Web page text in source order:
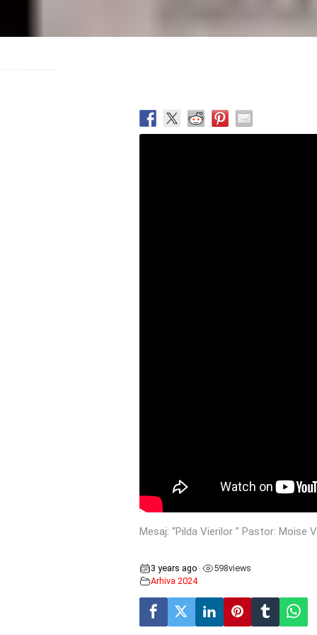
Mesaj: “Pilda Vierilor ” Pastor: Moise
3 years ago • 598views
Arhiva 2024